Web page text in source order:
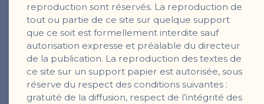
reproduction sont réservés. La reproduction de
tout ou partie de ce site sur quelque support
que ce soit est formellement interdite sauf
autorisation expresse et préalable du directeur
de la publication. La reproduction des textes de
ce site sur un support papier est autorisée, sous
réserve du respect des conditions suivantes :
gratuité de la diffusion, respect de l’intégrité des